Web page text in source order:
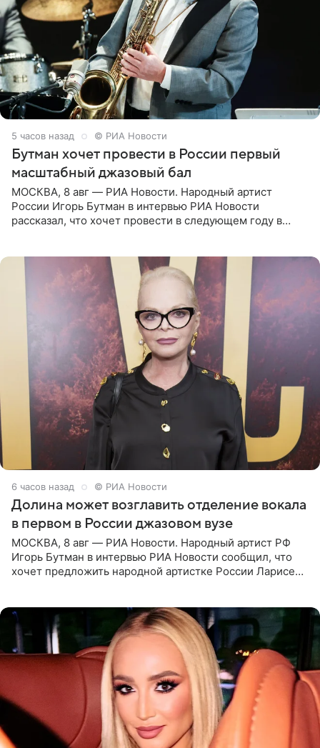
5 часов назад © РИА Новости
Бутман хочет провести в России первый
масштабный джазовый бал
МОСКВА, 8 авг — РИА Новости. Народный артист
России Игорь Бутман в интервью РИА Новости
рассказал, что хочет провести в следующем году в
6 часов назад © РИА Новости
Долина может возглавить отделение вокала
в первом в России джазовом вузе
МОСКВА, 8 авг — РИА Новости. Народный артист РФ
Игорь Бутман в интервью РИА Новости сообщил, что
хочет предложить народной артистке России Ларисе